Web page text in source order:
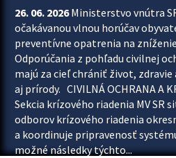
26. 06. 2026Ministerstvo vnútra
očakávanou vlnou horúčav
preventívne opatrenia na
Odporúčania z pohľadu civilnej
majú za cieľ chrániť život, zdravie
aj prírody. CIVILNÁ OCHRANA A
Sekcia krízového riadenia MV SR
odborov krízového riadenia
a koordinuje pripravenosť
možné následky týchto...